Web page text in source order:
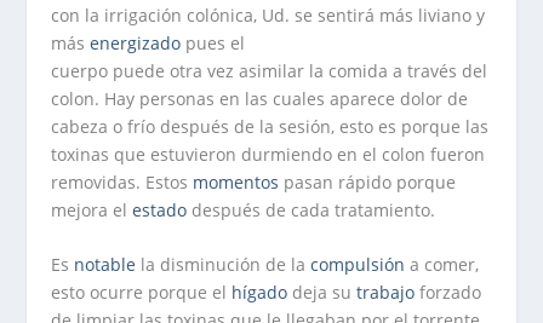
con la irrigación colónica, Ud. se sentirá más liviano y
másenergizado pues el
cuerpo puede otra vez asimilar la comida a través del
colon. Hay personas en las cuales aparece dolor de
cabeza o frío después de la sesión, esto es porque las
toxinas que estuvieron durmiendo en el colon fueron
removidas. Estos momentos pasan rápido porque
mejora elestado después de cada tratamiento.
Es notable la disminución de lacompulsión a comer,
esto ocurre porque el hígado deja sutrabajo forzado